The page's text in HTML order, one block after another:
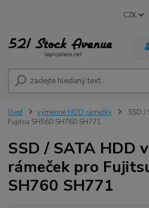
CZK
Úvod výměnné HDD rámečky
SSD /
Fujitsu SH560 SH760 SH771
SSD / SATA HDD
rámeček pro
SH760 SH771